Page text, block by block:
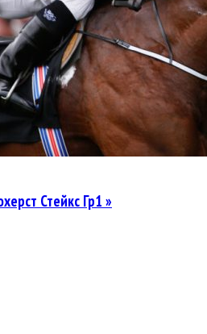
Стейкс Гр1 »